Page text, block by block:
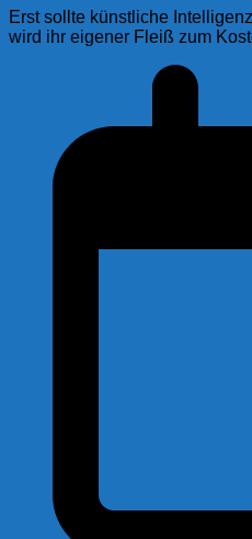
Erst sollte künstliche
wird ihr eigener Fleiß zum